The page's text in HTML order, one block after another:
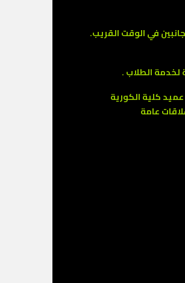
في الوقت القريب.
لخدمة الطلاب .
كلية الكورية
عامة